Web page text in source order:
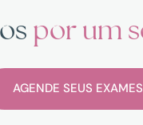
por um
AGENDE SEUS EXAMES